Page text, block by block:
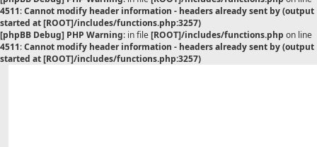
4511:Cannot modify header information - headers already sent by (output
started at [ROOT]/includes/functions.php:3257)
[phpBB Debug] PHP Warning: in file[ROOT]/includes/functions.php on line
4511:Cannot modify header information - headers already sent by (output
started at [ROOT]/includes/functions.php:3257)